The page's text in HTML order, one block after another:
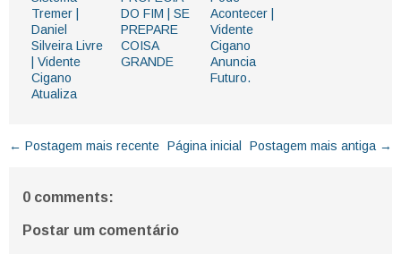
Tremer |
Daniel
Silveira Livre
| Vidente
Cigano
Atualiza
DO FIM | SE
PREPARE
COISA
GRANDE
Acontecer |
Vidente
Cigano
Anuncia
Futuro.
← Postagem mais recente Postagem mais antiga →
Página inicial
0 comments:
Postar um comentário